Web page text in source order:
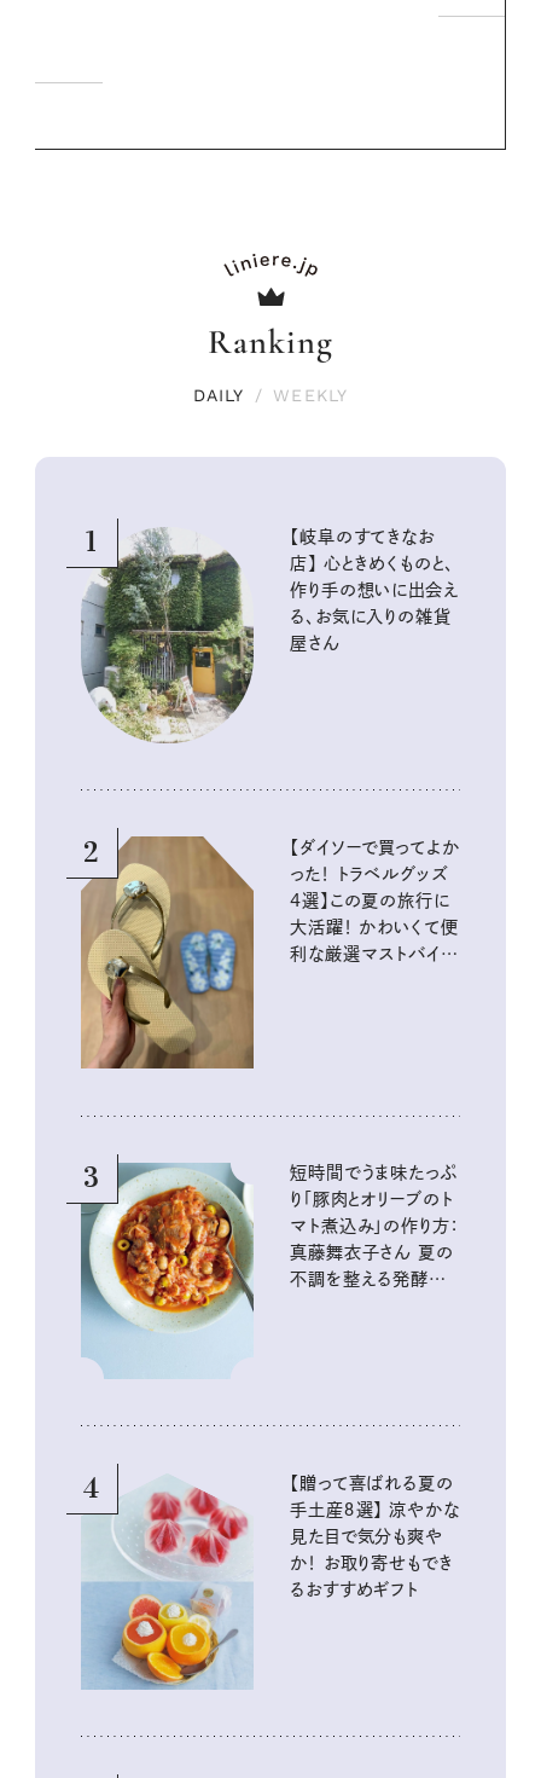
Ranking
DAILY / WEEKLY
1
【岐阜のすてきなお
店】 心ときめくものと、
作り手の想いに出会え
る、お気に入りの雑貨
屋さん
2
【ダイソーで買ってよか
った！ トラベルグッズ
4選】この夏の旅行に
大活躍！ かわいくて便
利な厳選マストバイア
3
短時間でうま味たっぷ
り「豚肉とオリーブのト
マト煮込み」の作り方：
真藤舞衣子さん 夏の
不調を整える発酵レ
4
【贈って喜ばれる夏の
手土産８選】 涼やかな
見た目で気分も爽や
か！ お取り寄せもでき
るおすすめギフト